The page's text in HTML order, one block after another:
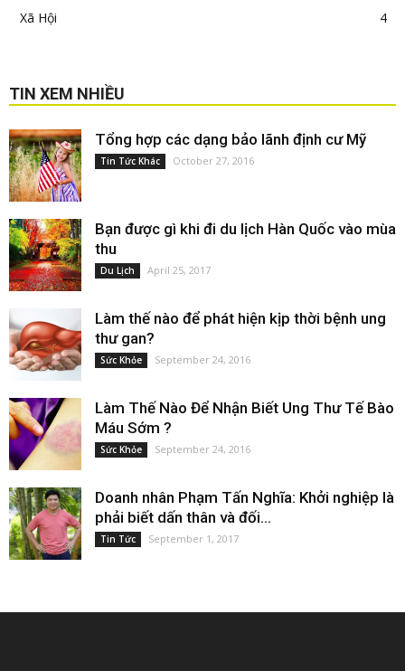
Xã Hội
4
TIN XEM NHIỀU
Tổng hợp các dạng bảo lãnh định cư Mỹ
Tin Tức Khác October 27, 2016
Bạn được gì khi đi du lịch Hàn Quốc vào mùa
thu
Du Lịch April 25, 2017
Làm thế nào để phát hiện kịp thời bệnh ung
thư gan?
Sức Khỏe September 24, 2016
Làm Thế Nào Để Nhận Biết Ung Thư Tế Bào
Máu Sớm ?
Sức Khỏe September 24, 2016
Doanh nhân Phạm Tấn Nghĩa: Khởi nghiệp là
phải biết dấn thân và đối...
Tin Tức September 1, 2017